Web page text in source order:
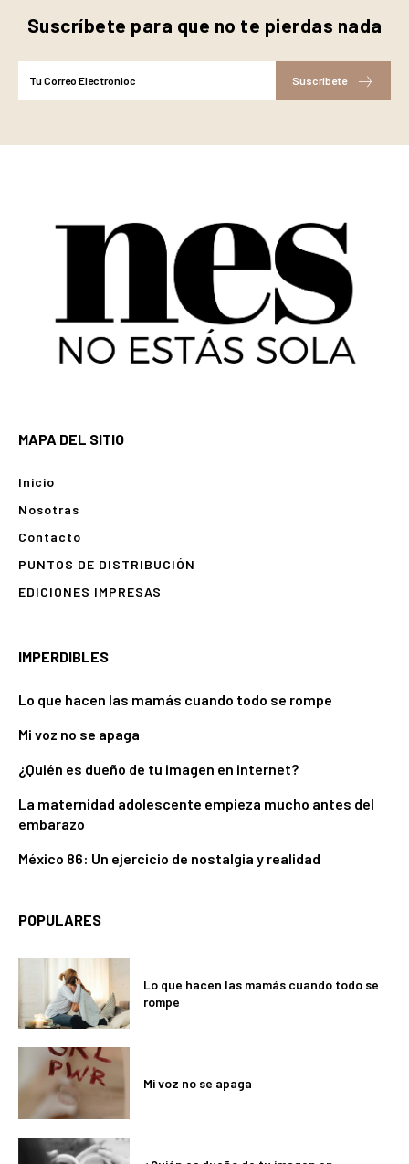
Suscríbete para que no te pierdas nada
Suscríbete
MAPA DEL SITIO
Inicio
Nosotras
Contacto
PUNTOS DE DISTRIBUCIÓN
EDICIONES IMPRESAS
IMPERDIBLES
Lo que hacen las mamás cuando todo se rompe
Mi voz no se apaga
¿Quién es dueño de tu imagen en internet?
La maternidad adolescente empieza mucho antes del
embarazo
México 86: Un ejercicio de nostalgia y realidad
POPULARES
Lo que hacen las mamás cuando todo se
rompe
Mi voz no se apaga